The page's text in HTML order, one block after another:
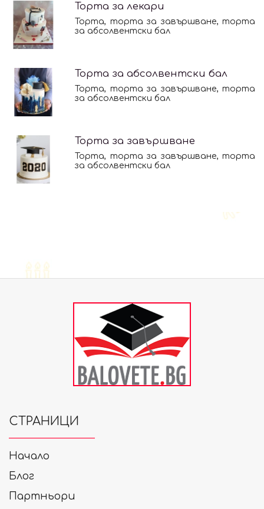
Торта за лекари
Торта, торта за завършване, торта
за абсолвентски бал
Торта за абсолвентски бал
Торта, торта за завършване, торта
за абсолвентски бал
Торта за завършване
Торта, торта за завършване, торта
за абсолвентски бал
СТРАНИЦИ
Начало
Блог
Партньори